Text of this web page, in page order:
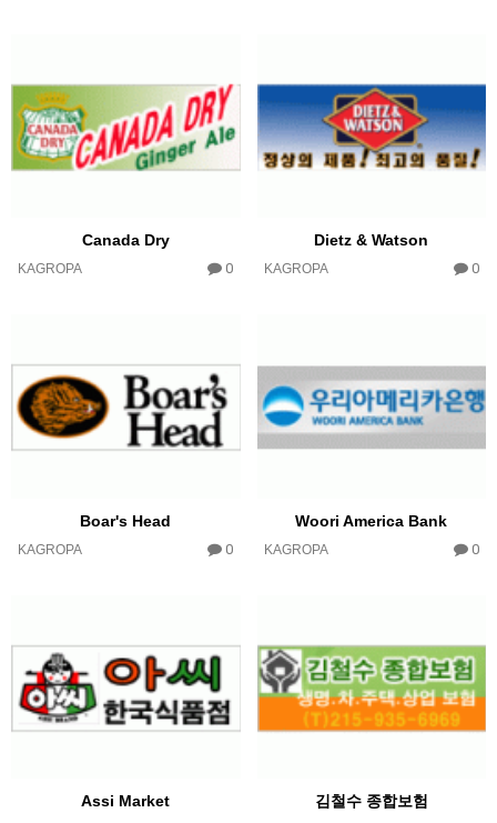
Canada Dry
KAGROPA 0
Dietz & Watson
KAGROPA 0
Boar's Head
KAGROPA 0
Woori America Bank
KAGROPA 0
Assi Market 김철수 종합보험